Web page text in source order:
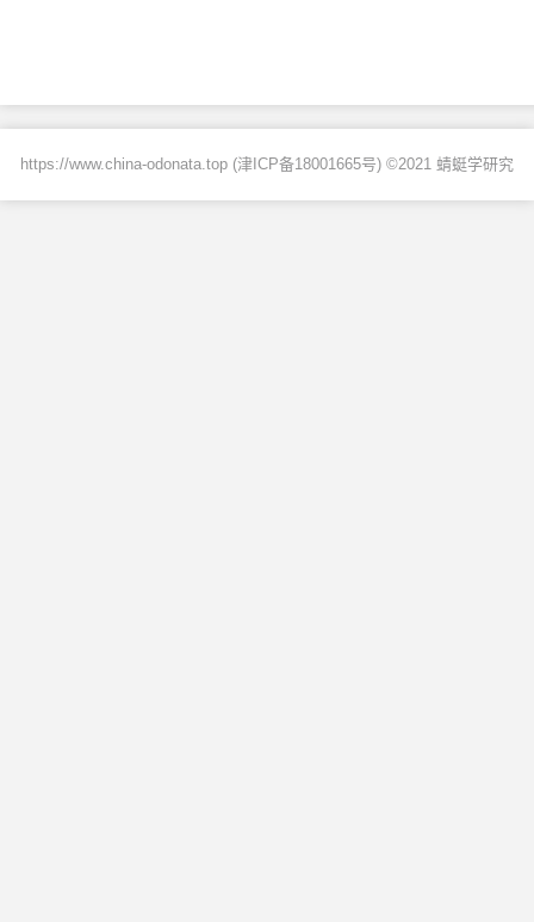
https://www.china-odonata.top (津ICP备18001665号) ©2021 蜻蜓学研究